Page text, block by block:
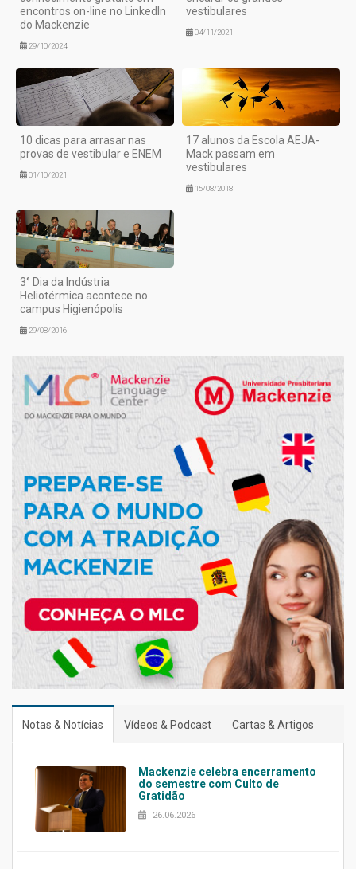
encontros on-line no LinkedIn
do Mackenzie
29/10/2024
vestibulares
04/11/2021
10 dicas para arrasar nas
provas de vestibular e ENEM
01/10/2021
17 alunos da Escola AEJA-
Mack passam em
vestibulares
15/08/2018
3° Dia da Indústria
Heliotérmica acontece no
campus Higienópolis
29/08/2016
Notas & Notícias Vídeos & Podcast Cartas & Artigos
Mackenzie celebra encerramento
do semestre com Culto de
Gratidão
26.06.2026